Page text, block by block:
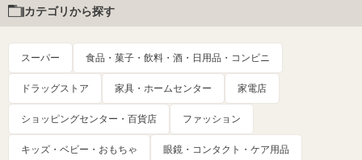
カテゴリから探す
スーパー 食品・菓子・飲料・酒・日用品・コンビニ
ドラッグストア 家具・ホームセンター 家電店
ショッピングセンター・百貨店 ファッション
キッズ・ベビー・おもちゃ 眼鏡・コンタクト・ケア用品